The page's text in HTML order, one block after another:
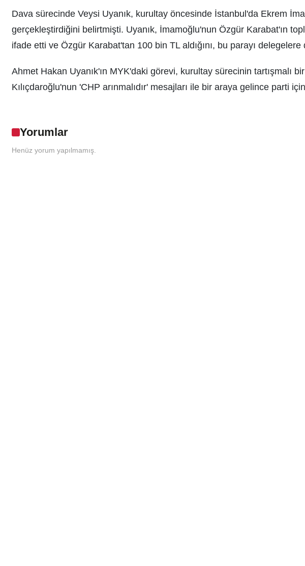
Dava sürecinde Veysi Uyanık, kurultay öncesinde İstanbul'da Ekrem
gerçekleştirdiğini belirtmişti. Uyanık, İmamoğlu'nun Özgür Karabat'ın
ifade etti ve Özgür Karabat'tan 100 bin TL aldığını, bu parayı delegelere
Ahmet Hakan Uyanık'ın MYK'daki görevi, kurultay sürecinin tartışmalı
Kılıçdaroğlu'nun 'CHP arınmalıdır' mesajları ile bir araya gelince parti
Yorumlar
Henüz yorum yapılmamış.